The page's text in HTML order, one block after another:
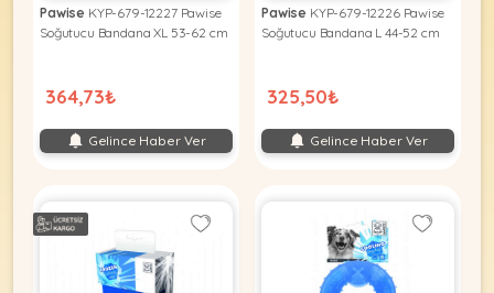
Pawise KYP-679-12227 Pawise
Soğutucu Bandana XL 53-62 cm
364,73₺
Gelince Haber Ver
Pawise KYP-679-12226 Pawise
Soğutucu Bandana L 44-52 cm
325,50₺
Gelince Haber Ver